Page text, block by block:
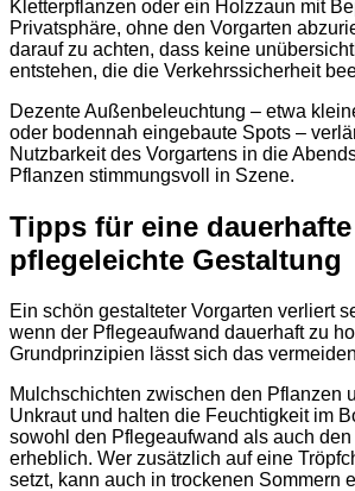
Kletterpflanzen oder ein Holzzaun mit
Privatsphäre, ohne den Vorgarten
darauf zu achten, dass keine
entstehen, die die Verkehrssicherheit
Dezente Außenbeleuchtung – etwa
oder bodennah eingebaute Spots –
Nutzbarkeit des Vorgartens in die
Pflanzen stimmungsvoll in Szene.
Tipps für eine
pflegeleichte Gestaltung
Ein schön gestalteter Vorgarten verliert
wenn der Pflegeaufwand dauerhaft zu
Grundprinzipien lässt sich das
Mulchschichten zwischen den Pflanzen
Unkraut und halten die Feuchtigkeit im
sowohl den Pflegeaufwand als auch
erheblich. Wer zusätzlich auf eine
setzt, kann auch in trockenen Sommern